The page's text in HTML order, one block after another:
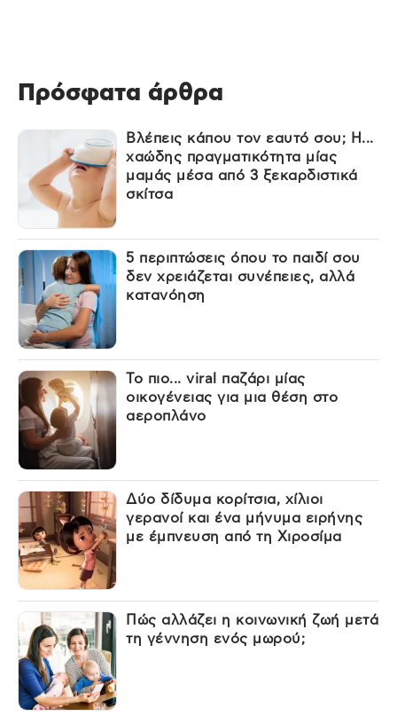
Πρόσφατα άρθρα
Βλέπεις κάπου τον εαυτό σου; Η...
χαώδης πραγματικότητα μίας
μαμάς μέσα από 3 ξεκαρδιστικά
σκίτσα
5 περιπτώσεις όπου το παιδί σου
δεν χρειάζεται συνέπειες, αλλά
κατανόηση
Το πιο... viral παζάρι μίας
οικογένειας για μια θέση στο
αεροπλάνο
Δύο δίδυμα κορίτσια, χίλιοι
γερανοί και ένα μήνυμα ειρήνης
με έμπνευση από τη Χιροσίμα
Πώς αλλάζει η κοινωνική ζωή μετά
τη γέννηση ενός μωρού;